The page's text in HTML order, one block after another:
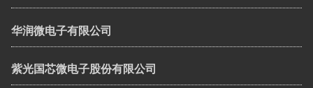
华润微电子有限公司
紫光国芯微电子股份有限公司